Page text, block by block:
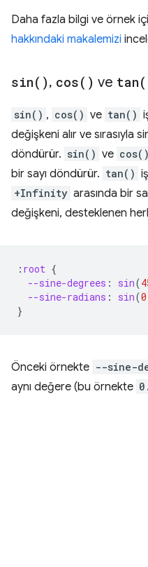
Daha fazla bilgi ve örnek
hakkındaki makalemizi
sin( ), cos( ) ve tan(
sin() , cos() ve tan()
değişkeni alır ve sırasıyla
döndürür. sin() ve cos()
bir sayı döndürür. tan()
+Infinity arasında bir
değişkeni, desteklenen
: root {
--sine-degrees : sin(
--sine-radians : sin(
}
Önceki örnekte --sine-
aynı değere (bu örnekte